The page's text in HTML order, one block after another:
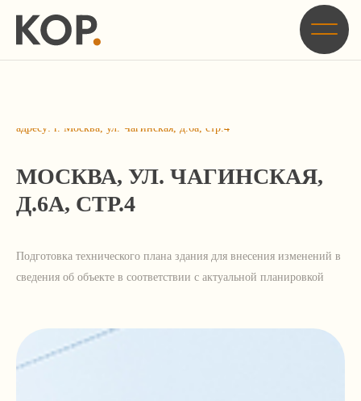
адресу: г. Москва, ул. Чагинская, д.6а, стр.4
МОСКВА, УЛ. ЧАГИНСКАЯ,
Д.6А, СТР.4
Подготовка технического плана здания для внесения изменений в
сведения об объекте в соответствии с актуальной планировкой